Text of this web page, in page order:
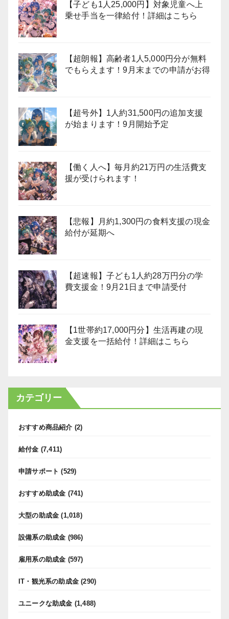
【子ども1人25,000円】対象児童へ上
乗せ手当を一律給付！詳細はこちら
【超朗報】高齢者1人5,000円分が無料
でもらえます！9月末までの申請がお得
【超号外】1人約31,500円の追加支援
が始まります！9月開始予定
【働く人へ】毎月約21万円の生活費支
援が受けられます！
【悲報】月約1,300円の食料支援の現金
給付が延期へ
【超速報】子ども1人約28万円分の学
費支援金！9月21日まで申請受付
【1世帯約17,000円分】生活再建の現
金支援を一括給付！詳細はこちら
カテゴリー
おすすめ商品紹介 (2)
給付金 (7,411)
申請サポート (529)
おすすめ助成金 (741)
大型の助成金 (1,018)
設備系の助成金 (986)
雇用系の助成金 (597)
IT・観光系の助成金 (290)
ユニークな助成金 (1,488)